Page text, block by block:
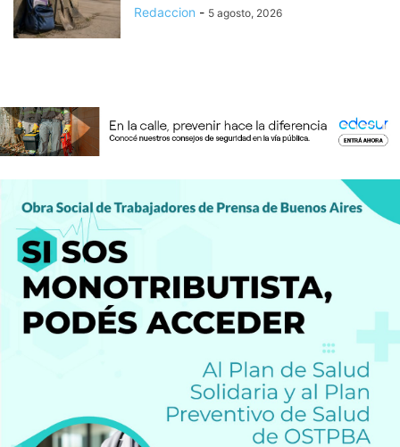
Redaccion - 5 agosto, 2026